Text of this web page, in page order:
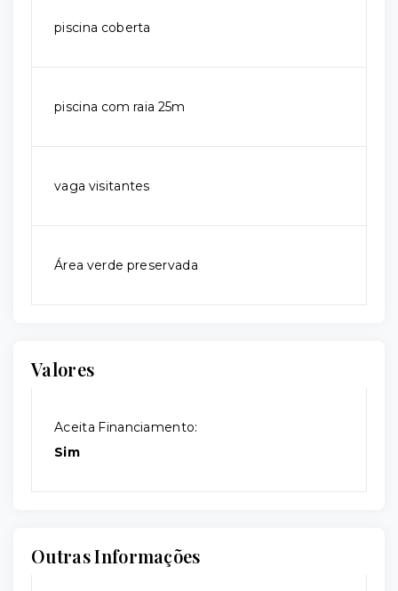
piscina coberta
piscina com raia 25m
vaga visitantes
Área verde preservada
Valores
Aceita Financiamento:
Sim
Outras Informações